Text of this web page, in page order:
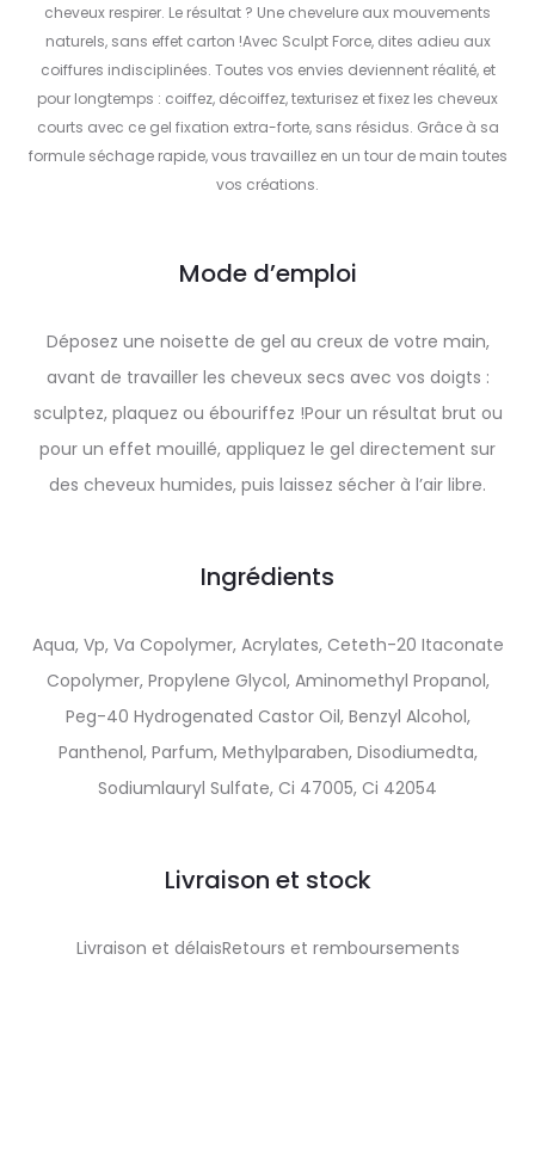
cheveux respirer. Le résultat ? Une chevelure aux mouvements
naturels, sans effet carton !Avec Sculpt Force, dites adieu aux
coiffures indisciplinées. Toutes vos envies deviennent réalité, et
pour longtemps : coiffez, décoiffez, texturisez et fixez les cheveux
courts avec ce gel fixation extra-forte, sans résidus. Grâce à sa
formule séchage rapide, vous travaillez en un tour de main toutes
vos créations.
Mode d’emploi
Déposez une noisette de gel au creux de votre main,
avant de travailler les cheveux secs avec vos doigts :
sculptez, plaquez ou ébouriffez !Pour un résultat brut ou
pour un effet mouillé, appliquez le gel directement sur
des cheveux humides, puis laissez sécher à l’air libre.
Ingrédients
Aqua, Vp, Va Copolymer, Acrylates, Ceteth-20 Itaconate
Copolymer, Propylene Glycol, Aminomethyl Propanol,
Peg-40 Hydrogenated Castor Oil, Benzyl Alcohol,
Panthenol, Parfum, Methylparaben, Disodiumedta,
Sodiumlauryl Sulfate, Ci 47005, Ci 42054
Livraison et stock
Livraison et délaisRetours et remboursements